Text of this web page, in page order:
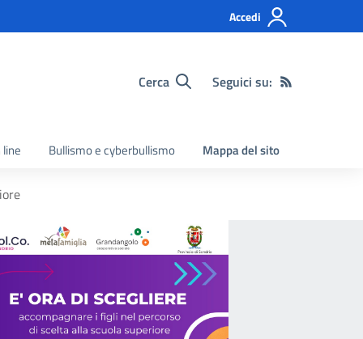
Accedi
Cerca Seguici su:
Bullismo e cyberbullismo Mappa del sito